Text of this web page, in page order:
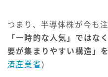
つまり、半導体株が今も
「一時的な人気」ではな
要が集まりやすい構造」
済産業省)